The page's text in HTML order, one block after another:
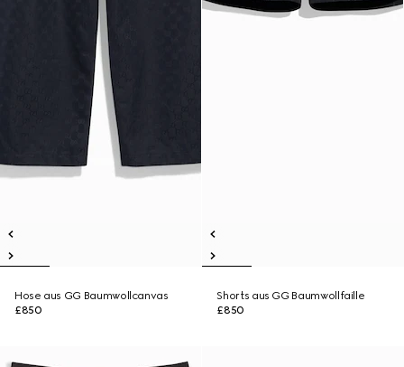
Hose aus GG Baumwollcanvas
£850
Shorts aus GG Baumwollfaille
£850